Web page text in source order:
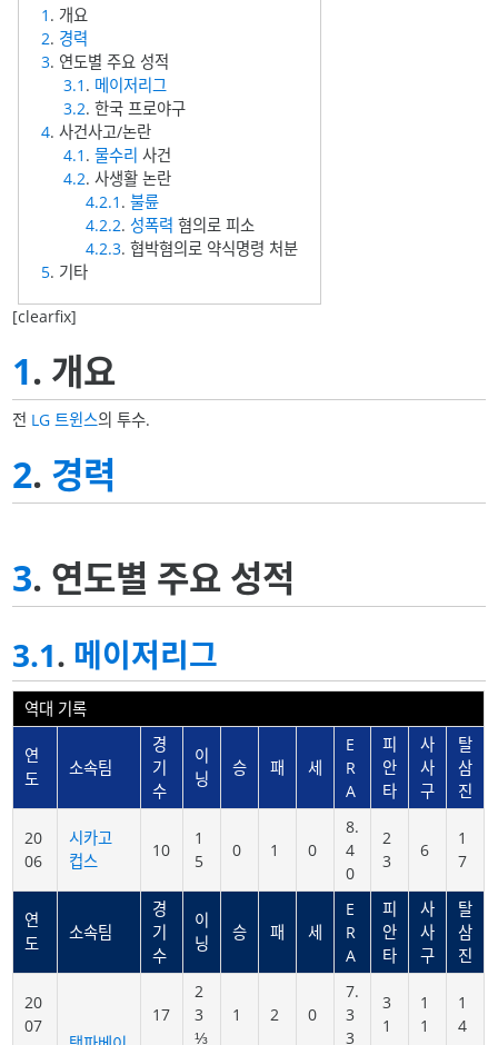
1 . 개요
2. 경력
3. 연도별 주요 성적
3.1 . 메이저리그
3.2. 한국 프로야구
4. 사건사고/논란
4.1 .물수리 사건
4.2. 사생활 논란
4.2.1 .불륜
4.2.2.성폭력 혐의로 피소
4.2.3. 협박혐의로 약식명령 처분
5. 기타
[clearfix]
1. 개요
전 LG 트윈스의 투수.
2. 경력
3. 연도별 주요 성적
3.1. 메이저리그
역대 기록
연
도
소속팀
경
기
수
이
닝
승 패 세
E
R
A
피
안
타
사
사
구
탈
삼
진
20
06
시카고
컵스
10
1
5
0 1 0
8.
4
0
2
3
6
1
7
연
도
소속팀
경
기
수
이
닝
승 패 세
E
R
A
피
안
타
사
사
구
탈
삼
진
20
07
17
2
3
⅓
1 2 0
7.
3
3
3
1
1
1
1
4